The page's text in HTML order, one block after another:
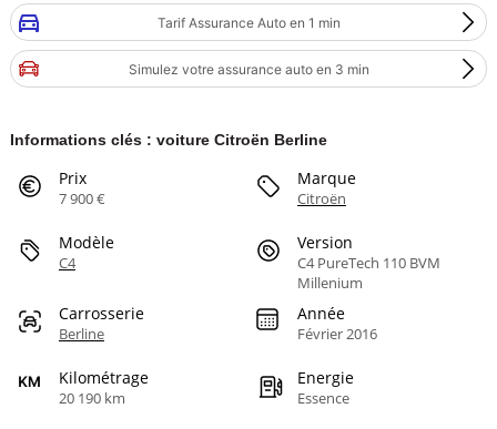
Tarif Assurance Auto en 1 min
Simulez votre assurance auto en 3 min
Informations clés : voiture Citroën Berline
Prix
7 900 €
Marque
Citroën
Modèle
C4
Version
C4 PureTech 110 BVM
Millenium
Carrosserie
Berline
Année
Février 2016
Kilométrage
20 190 km
Energie
Essence